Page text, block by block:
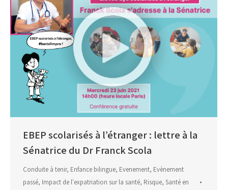
EBEP scolarisés à l’étranger : lettre à la
Sénatrice du Dr Franck Scola
Conduite à tenir, Enfance bilingue, Evenement, Evènement
passé, Impact de l'expatriation sur la santé, Risque, Santé en